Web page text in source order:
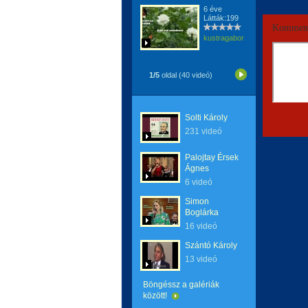
6 éve
Látták:199
kustragabor
1/5 oldal (40 videó)
Solti Károly
231 videó
Palojtay Érsek
Ágnes
6 videó
Simon
Boglárka
16 videó
Szántó Károly
13 videó
Böngéssz a galériák
között!